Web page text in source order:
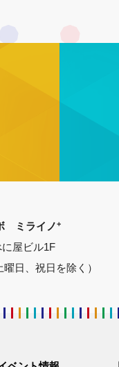
ミライノ+
屋ビル1F
曜日、祝日を除く）